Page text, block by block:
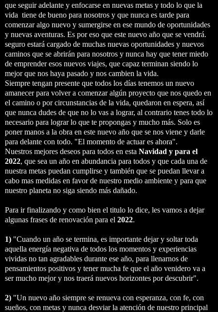
que seguir adelante y enfocarse en nuevas metas y todo lo que la
vida tiene de bueno para nosotros y que nunca es tarde para
comenzar algo nuevo y sumergirse en ese mundo de oportunidades
y nuevas aventuras. Es por eso que este nuevo año que se vendrá.
seguro estará cargado de muchas nuevas oportunidades y nuevos
caminos que se abrirán para nosotros y nunca hay que tener miedo
de emprender esos nuevos viajes, que capaz terminan siendo lo
mejor que nos haya pasado y nos cambien la vida.
Siempre tengan presente que todos los días tenemos un nuevo
amanecer para volver a comenzar algún proyecto que nos quedo en
el camino o por circunstancias de la vida, quedaron en espera, así
que nunca dudes de que no lo vas a lograr, al contrario tenes todo lo
necesario para lograr lo que te propongas y mucho más. Solo es
poner manos a la obra en este nuevo año que se nos viene y darle
para delante con todo. "El momento de actuar es ahora".
Nuestros mejores deseos para todos en esta Navidad y para el
2022, que sea un año en abundancia para todos y que cada una de
nuestra metas puedan cumplirse y también que se puedan llevar a
cabo mas medidas en favor de nuestro medio ambiente y para que
nuestro planeta no siga siendo más dañado.
Para ir finalizando y como bien el titulo lo dice, les vamos a dejar
algunas frases de renovación para el 2022.
1) "Cuando un año se termina, es importante dejar y soltar toda
aquella energía negativa de todos los momentos y experiencias
vividas no tan agradables durante ese año, para llenarnos de
pensamientos positivos y tener mucha fe que el año venidero va a
ser mucho mejor y nos traerá nuevos horizontes por descubrir".
2) "Un nuevo año siempre se renueva con esperanza, con fe, con
sueños, con metas y nunca desviar la atención de nuestro principal